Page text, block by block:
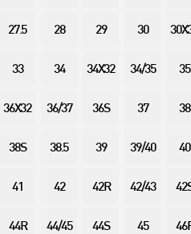
27.5 28 29 30
33 34 34X32 34/35 35
36X32 36/37 36S 37 38
38S 38.5 39 39/40 40
41 42 42R 42/43
44R 44/45 44S 45